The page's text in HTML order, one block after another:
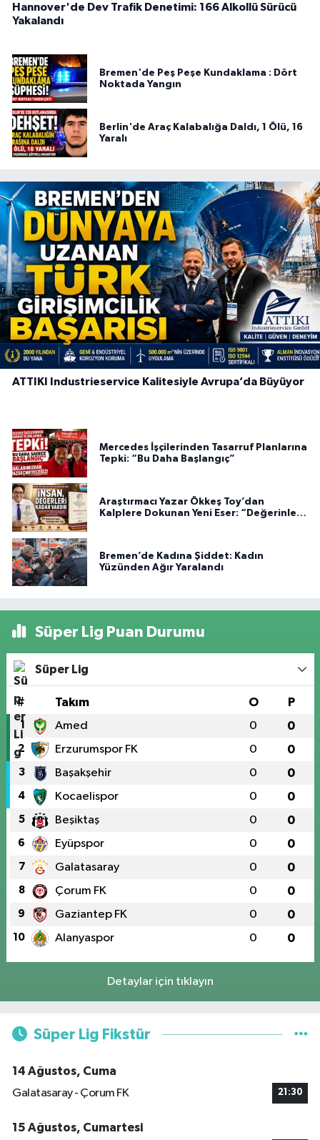
Hannover'de Dev Trafik Denetimi: 166 Alkollü Sürücü
Yakalandı
Bremen'de Peş Peşe Kundaklama : Dört
Noktada Yangın
Berlin'de Araç Kalabalığa Daldı, 1 Ölü, 16
Yaralı
ATTIKI Industrieservice Kalitesiyle Avrupa’da Büyüyor
Mercedes İşçilerinden Tasarruf Planlarına
Tepki: “Bu Daha Başlangıç”
Araştırmacı Yazar Ökkeş Toy’dan
Kalplere Dokunan Yeni Eser: “Değerinle
Bremen’de Kadına Şiddet: Kadın
Yüzünden Ağır Yaralandı
Süper Lig Puan Durumu
Süper Lig
# Takım O P
1 Amed 0 0
2 Erzurumspor FK 0 0
3 Başakşehir 0 0
4 Kocaelispor 0 0
5 Beşiktaş 0 0
6 Eyüpspor 0 0
7 Galatasaray 0 0
8 Çorum FK 0 0
9 Gaziantep FK 0 0
10 Alanyaspor 0 0
Detaylar için tıklayın
Süper Lig Fikstür
14 Ağustos, Cuma
Galatasaray - Çorum FK
21:30
15 Ağustos, Cumartesi